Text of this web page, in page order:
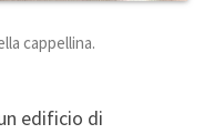
cappellina.
edificio di